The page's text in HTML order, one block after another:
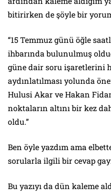
bitirirken de şöyle bir
“15 Temmuz günü öğle
ihbarında bulunulmuş
güne dair soru işaretlerini
aydınlatılması yolunda
Hulusi Akar ve Hakan
noktaların altını bir kez
oldu.”
Ben öyle yazdım ama
sorularla ilgili bir cevap
Bu yazıyı da dün kaleme